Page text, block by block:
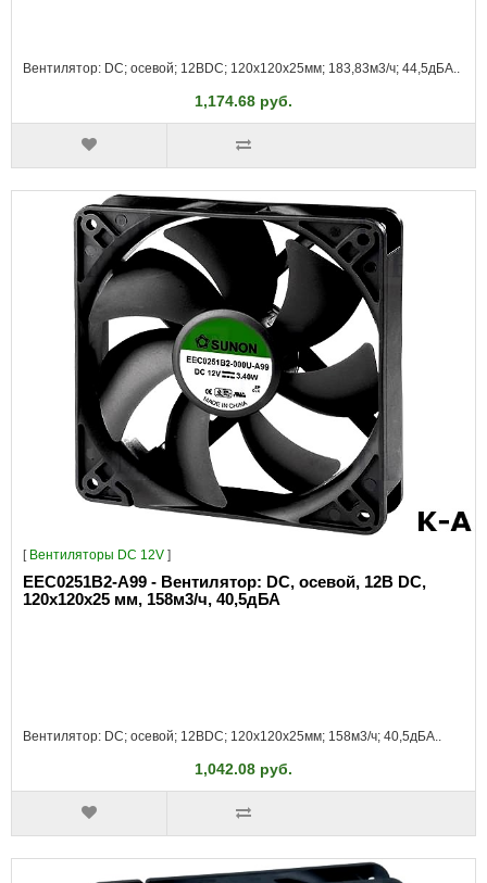
Вентилятор: DC; осевой; 12ВDC; 120x120x25мм; 183,83м3/ч; 44,5дБА..
1,174.68 руб.
[ Вентиляторы DC 12V ]
EEC0251B2-A99 - Вентилятор: DC, осевой, 12В DC,
120x120x25 мм, 158м3/ч, 40,5дБА
Вентилятор: DC; осевой; 12ВDC; 120x120x25мм; 158м3/ч; 40,5дБА..
1,042.08 руб.